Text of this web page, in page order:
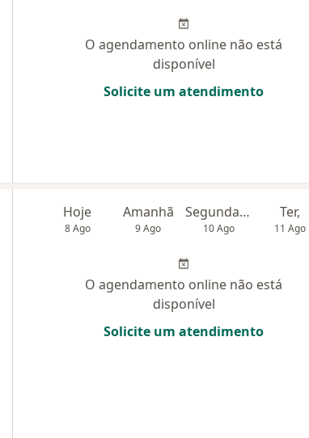
O agendamento online não está
disponível
Solicite um atendimento
Hoje
8 Ago
Amanhã
9 Ago
Segunda-feira
10 Ago
Ter,
11 Ago
O agendamento online não está
disponível
Solicite um atendimento